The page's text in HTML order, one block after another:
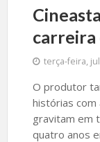
carreira
terça-feira,
O produtor
histórias
gravitam em
quatro anos